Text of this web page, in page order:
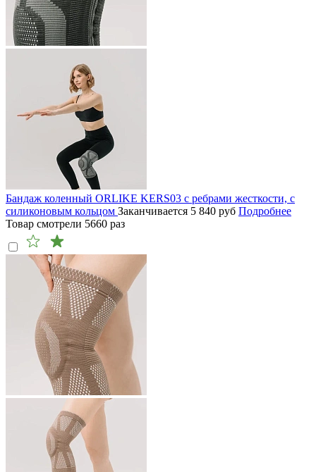
Бандаж коленный ORLIKE KERS03 с ребрами жесткости, с
силиконовым кольцом Заканчивается 5 840 руб Подробнее
Товар смотрели 5660 раз